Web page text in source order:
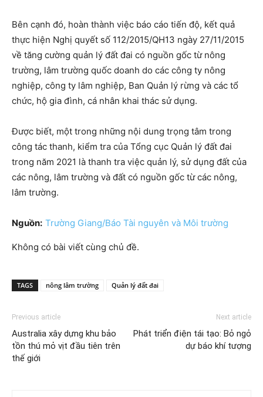
Bên cạnh đó, hoàn thành việc báo cáo tiến độ, kết quả
thực hiện Nghị quyết số 112/2015/QH13 ngày 27/11/2015
về tăng cường quản lý đất đai có nguồn gốc từ nông
trường, lâm trường quốc doanh do các công ty nông
nghiệp, công ty lâm nghiệp, Ban Quản lý rừng và các tổ
chức, hộ gia đình, cá nhân khai thác sử dụng.
Được biết, một trong những nội dung trọng tâm trong
công tác thanh, kiểm tra của Tổng cục Quản lý đất đai
trong năm 2021 là thanh tra việc quản lý, sử dụng đất của
các nông, lâm trường và đất có nguồn gốc từ các nông,
lâm trường.
Nguồn: Trường Giang/Báo Tài nguyên và Môi trường
Không có bài viết cùng chủ đề.
TAGS nông lâm trường Quản lý đất đai
Previous article
Australia xây dựng khu bảo
tồn thú mỏ vịt đầu tiên trên
thế giới
Next article
Phát triển điện tái tạo: Bỏ ngỏ
dự báo khí tượng